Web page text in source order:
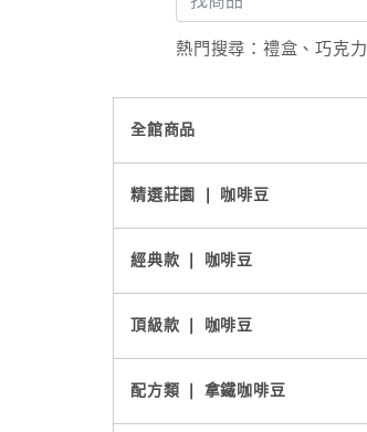
熱門搜尋： 禮盒 、巧克力
全館商品
精選莊園 ❘ 咖啡豆
經典款 ❘ 咖啡豆
頂級款 ❘ 咖啡豆
配方類 ❘ 拿鐵咖啡豆